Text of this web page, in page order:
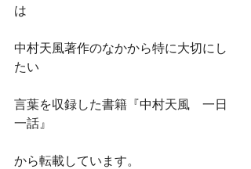
は
中村天風著作のなかから特に大切にし
たい
言葉を収録した書籍『中村天風　一日
一話』
から転載しています。